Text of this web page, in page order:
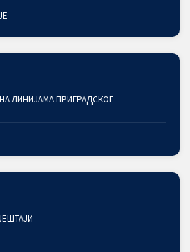
ЛИНИЈАМА ПРИГРАДСКОГ